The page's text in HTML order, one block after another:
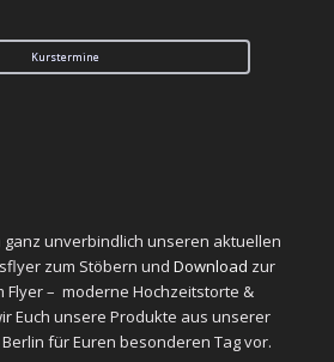
Kurstermine
ganz unverbindlich unseren aktuellen
zum Stöbern und Download zur
Flyer – moderne Hochzeitstorte &
Euch unsere Produkte aus unserer
für Euren besonderen Tag vor.